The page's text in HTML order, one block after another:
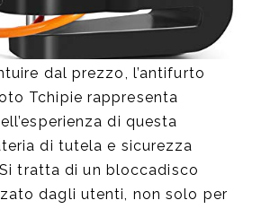
dal prezzo, l’antifurto
Tchipie rappresenta
di questa
di tutela e sicurezza
tratta di un bloccadisco
dagli utenti, non solo per